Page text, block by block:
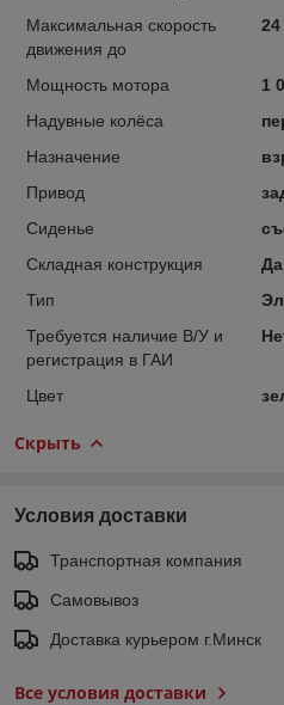
Максимальная скорость
движения до
24
Мощность мотора
1
Надувные колёса
Назначение
Привод
Сиденье
Складная конструкция
Да
Тип
Требуется наличие В/У и
регистрация в ГАИ
Цвет
Скрыть
Условия доставки
Транспортная компания
Самовывоз
Доставка курьером г.Минск
Все условия доставки